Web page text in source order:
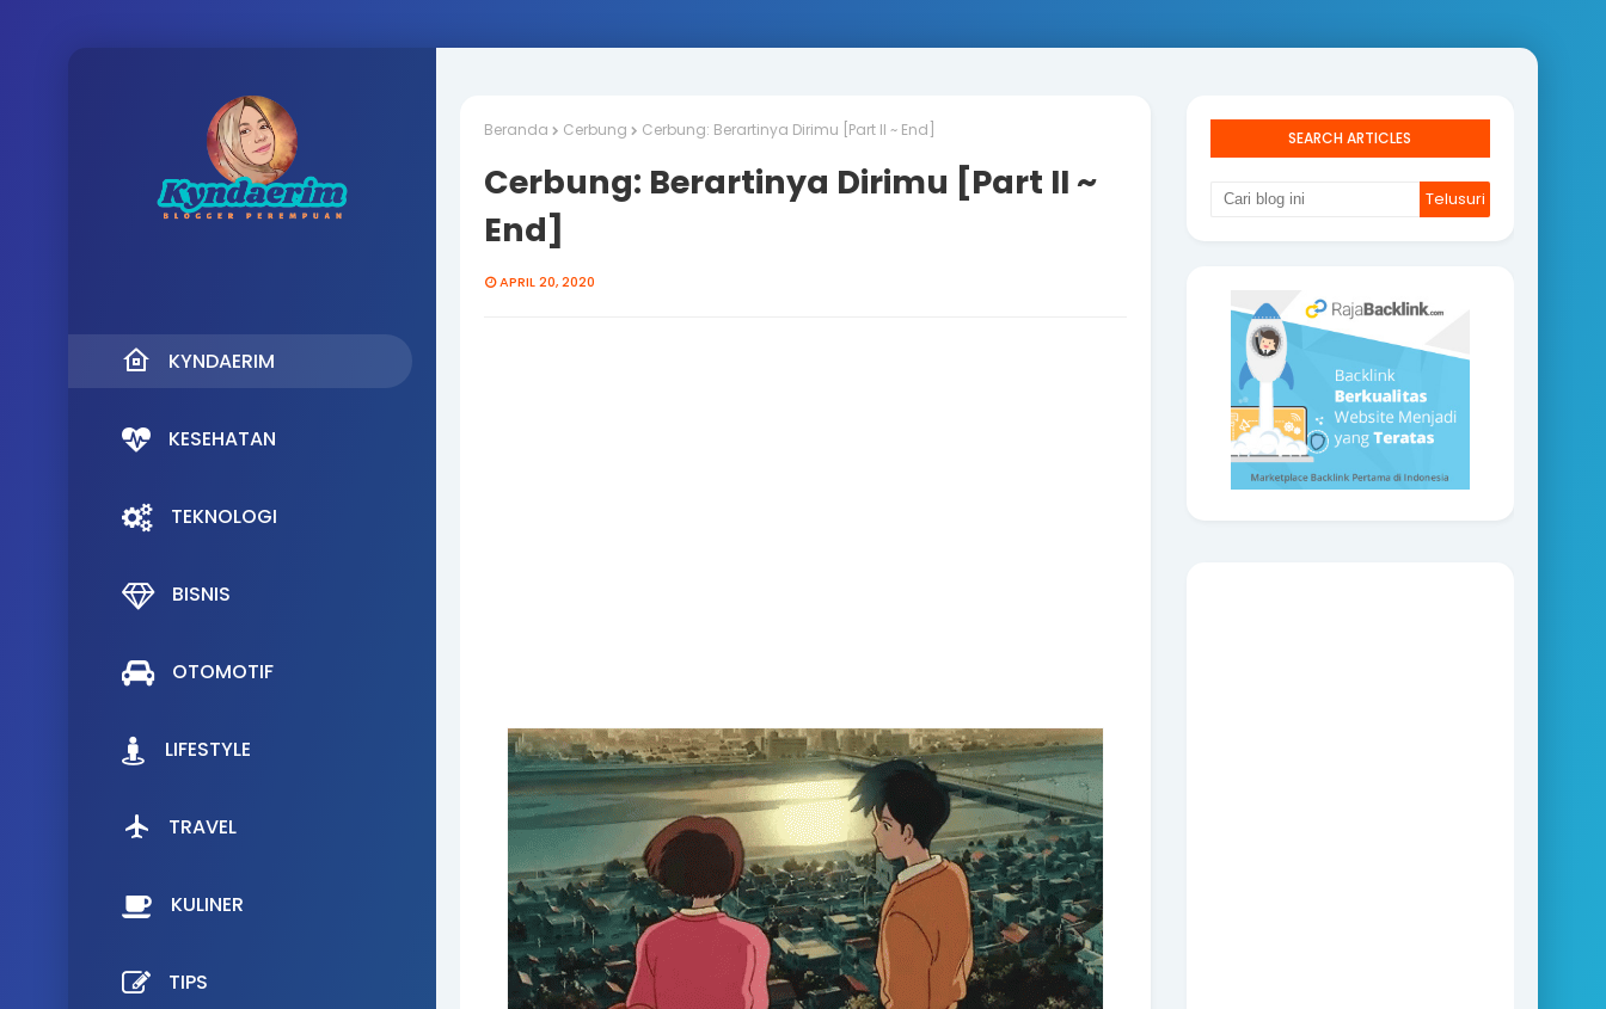
KYNDAERIM
KESEHATAN
TEKNOLOGI
BISNIS
OTOMOTIF
LIFESTYLE
TRAVEL
KULINER
TIPS
Beranda Cerbung Cerbung: Berartinya Dirimu [Part II ~ End]
Cerbung: Berartinya Dirimu [Part II ~
End]
APRIL 20, 2020
SEARCH ARTICLES